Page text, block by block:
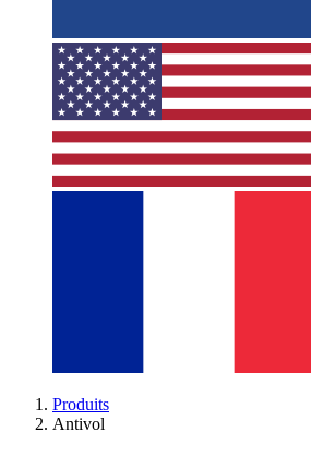
Produits
Antivol